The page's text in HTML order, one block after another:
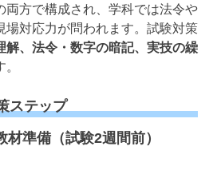
両方で構成され、学科では法令や
場対応力が問われます。試験対策
解、法令・数字の暗記、実技の繰
ステップ
準備（試験2週間前）